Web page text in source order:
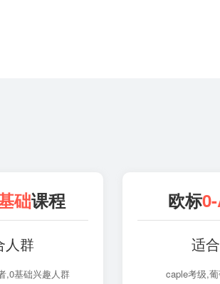
础课程
人群
,0基础兴趣人群
欧标
适
caple考级,